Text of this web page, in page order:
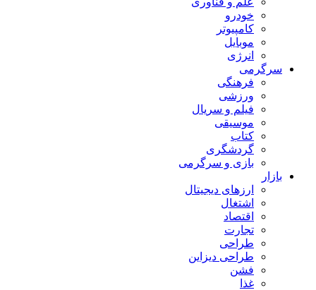
خودرو
کامپیوتر
موبایل
انرژی
سرگرمی
فرهنگی
ورزشی
فیلم و سریال
موسیقی
کتاب
گردشگری
بازی و سرگرمی
بازار
ارزهای دیجیتال
اشتغال
اقتصاد
تجارت
طراحی
طراحی دیزاین
فشن
غذا